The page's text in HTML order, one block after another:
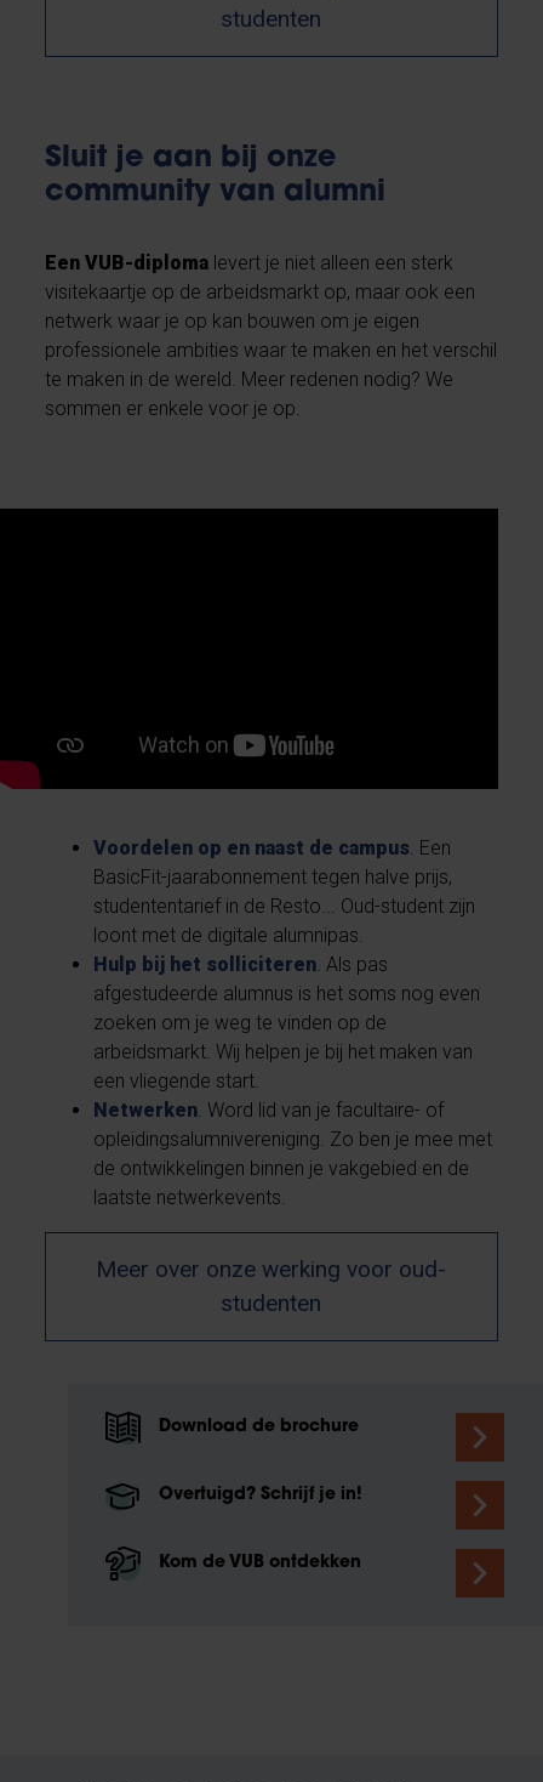
studenten
Sluit je aan bij onze
community van alumni
Een VUB-diploma levert je niet alleen een sterk
visitekaartje op de arbeidsmarkt op, maar ook een
netwerk waar je op kan bouwen om je eigen
professionele ambities waar te maken en het verschil
te maken in de wereld. Meer redenen nodig? We
sommen er enkele voor je op.
Voordelen op en naast de campus. Een
BasicFit-jaarabonnement tegen halve prijs,
studententarief in de Resto... Oud-student zijn
loont met de digitale alumnipas.
Hulp bij het solliciteren. Als pas
afgestudeerde alumnus is het soms nog even
zoeken om je weg te vinden op de
arbeidsmarkt. Wij helpen je bij het maken van
een vliegende start.
Netwerken. Word lid van je facultaire- of
opleidingsalumnivereniging. Zo ben je mee met
de ontwikkelingen binnen je vakgebied en de
laatste netwerkevents.
Meer over onze werking voor oud-
studenten
Download de brochure
Overtuigd? Schrijf je in!
Kom de VUB ontdekken